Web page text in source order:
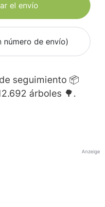
el envío
número de envío)
seguimiento 📦
árboles 🌳.
Anzeige